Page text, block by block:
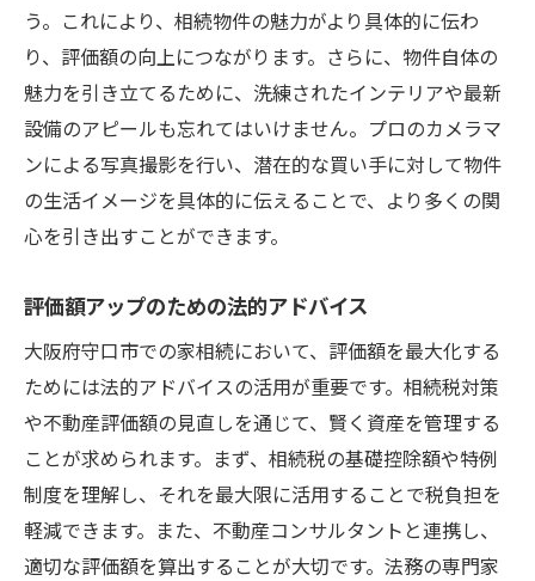
う。これにより、相続物件の魅力がより具体的に伝わ
り、評価額の向上につながります。さらに、物件自体の
魅力を引き立てるために、洗練されたインテリアや最新
設備のアピールも忘れてはいけません。プロのカメラマ
ンによる写真撮影を行い、潜在的な買い手に対して物件
の生活イメージを具体的に伝えることで、より多くの関
心を引き出すことができます。
評価額アップのための法的アドバイス
大阪府守口市での家相続において、評価額を最大化する
ためには法的アドバイスの活用が重要です。相続税対策
や不動産評価額の見直しを通じて、賢く資産を管理する
ことが求められます。まず、相続税の基礎控除額や特例
制度を理解し、それを最大限に活用することで税負担を
軽減できます。また、不動産コンサルタントと連携し、
適切な評価額を算出することが大切です。法務の専門家